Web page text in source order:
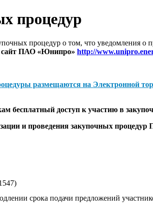
процедур
процедур о том, что
ПАО «Юнипро» http://
размещаются на Электронной
бесплатный доступ к участию в
и проведения закупочных
срока подачи предложений